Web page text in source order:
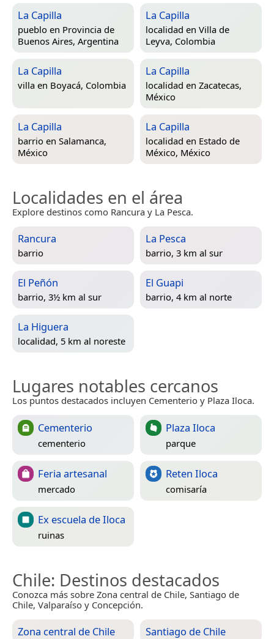
La Capilla
pueblo en Provincia de
Buenos Aires, Argentina
La Capilla
localidad en Villa de
Leyva, Colombia
La Capilla
villa en Boyacá, Colombia
La Capilla
localidad en Zacatecas,
México
La Capilla
barrio en Salamanca,
México
La Capilla
localidad en Estado de
México, México
Localidades en el área
Explore destinos como Rancura y La Pesca.
Rancura
barrio
La Pesca
barrio, 3 km al sur
El Peñón
barrio, 3½ km al sur
El Guapi
barrio, 4 km al norte
La Higuera
localidad, 5 km al noreste
Lugares notables cercanos
Los puntos destacados incluyen Cementerio y Plaza Iloca.
Cementerio
cementerio
Plaza Iloca
parque
Feria artesanal
mercado
Reten Iloca
comisaría
Ex escuela de Iloca
ruinas
Chile: Destinos destacados
Conozca más sobre Zona central de Chile, Santiago de
Chile, Valparaíso y Concepción.
Zona central de Chile Santiago de Chile